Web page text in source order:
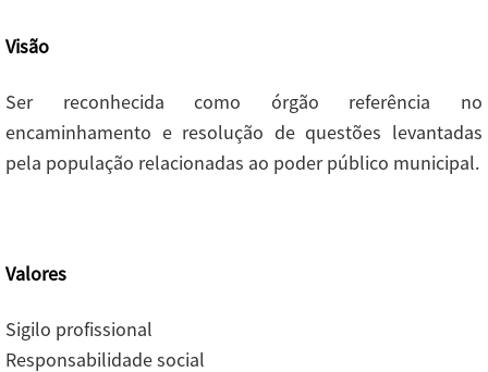
Visão
Ser reconhecida como órgão referência no
encaminhamento e resolução de questões levantadas
pela população relacionadas ao poder público municipal.
Valores
Sigilo profissional
Responsabilidade social